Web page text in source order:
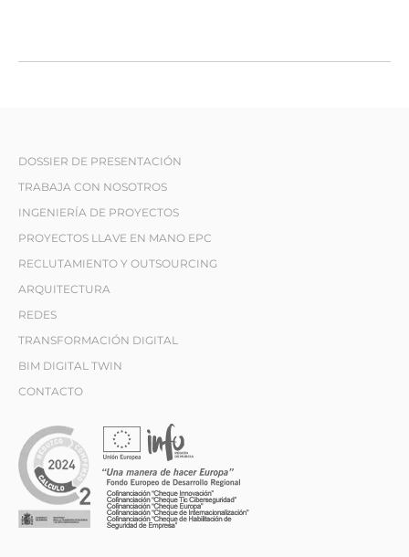
DOSSIER DE PRESENTACIÓN
TRABAJA CON NOSOTROS
INGENIERÍA DE PROYECTOS
PROYECTOS LLAVE EN MANO EPC
RECLUTAMIENTO Y OUTSOURCING
ARQUITECTURA
REDES
TRANSFORMACIÓN DIGITAL
BIM DIGITAL TWIN
CONTACTO